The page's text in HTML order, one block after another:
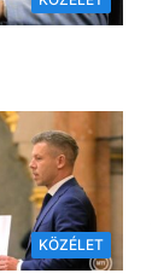
KÖZÉLET